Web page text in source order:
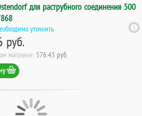
для раструбного соединения 500
уточнить
руб.
магазине: 576.43 руб.